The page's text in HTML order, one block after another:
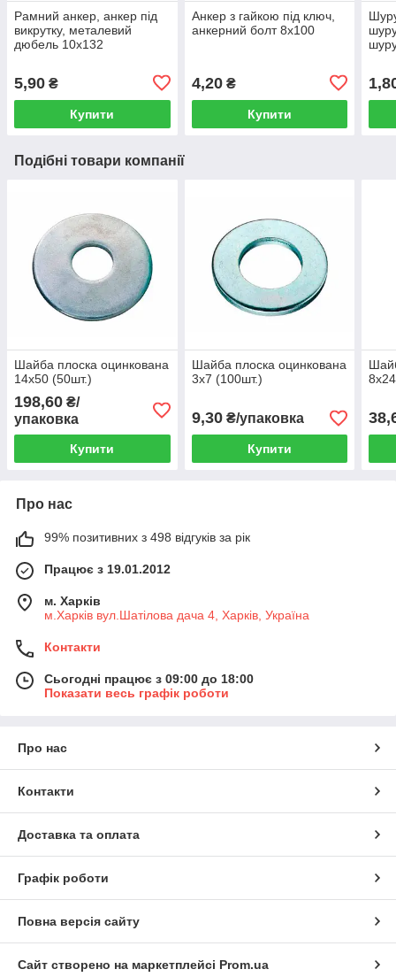
Рамний анкер, анкер під
викрутку, металевий
дюбель 10х132
5,90 ₴
Купити
Анкер з гайкою під ключ,
анкерний болт 8х100
4,20₴
Купити
Подібні товари компанії
Шайба плоска оцинкована
14х50 (50шт.)
198,60 ₴/
упаковка
Купити
Шайба плоска оцинкована
3х7 (100шт.)
9,30₴/упаковка
Купити
Про нас
99% позитивних з 498 відгуків за рік
Працює з 19.01.2012
м. Харків
м.Харків вул.Шатілова дача 4, Харків, Україна
Контакти
Сьогодні працює з 09:00 до 18:00
Показати весь графік роботи
Про нас
Контакти
Доставка та оплата
Графік роботи
Повна версія сайту
Сайт створено на маркетплейсі Prom.ua